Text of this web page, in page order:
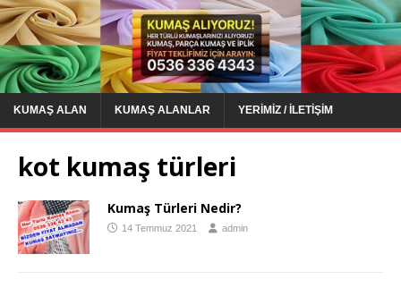
KUMAŞ ALAN KUMAŞ ALANLAR YERIMIZ / İLETIŞIM
kot kumaş türleri
Kumaş Türleri Nedir?
14 Temmuz 2021 admin